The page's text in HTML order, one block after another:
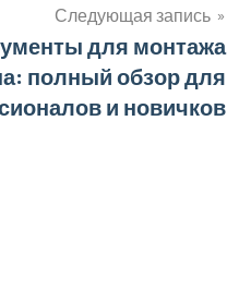
Следующая запись
для монтажа
полный обзор для
и новичков